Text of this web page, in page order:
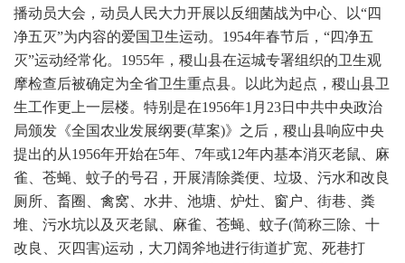
播动员大会，动员人民大力开展以反细菌战为中心、以“四
净五灭”为内容的爱国卫生运动。1954年春节后，“四净五
灭”运动经常化。1955年，稷山县在运城专署组织的卫生观
摩检查后被确定为全省卫生重点县。以此为起点，稷山县卫
生工作更上一层楼。特别是在1956年1月23日中共中央政治
局颁发《全国农业发展纲要(草案)》之后，稷山县响应中央
提出的从1956年开始在5年、7年或12年内基本消灭老鼠、麻
雀、苍蝇、蚊子的号召，开展清除粪便、垃圾、污水和改良
厕所、畜圈、禽窝、水井、池塘、炉灶、窗户、街巷、粪
堆、污水坑以及灭老鼠、麻雀、苍蝇、蚊子(简称三除、十
改良、灭四害)运动，大刀阔斧地进行街道扩宽、死巷打